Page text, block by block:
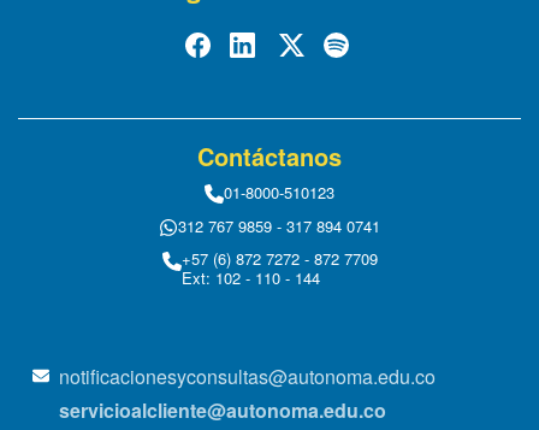
Contáctanos
01-8000-510123
312 767 9859 - 317 894 0741
+57 (6) 872 7272 - 872 7709
Ext: 102 - 110 - 144
notificacionesyconsultas@autonoma.edu.co
servicioalcliente@autonoma.edu.co